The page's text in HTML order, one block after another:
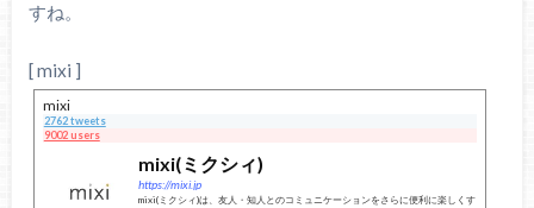
すね。
[ mixi ]
mixi
2762 tweets
9002 users
mixi(ミクシィ)
https://mixi.jp
mixi(ミクシィ)は、友人・知人とのコミュニケーションをさらに便利に楽しくす